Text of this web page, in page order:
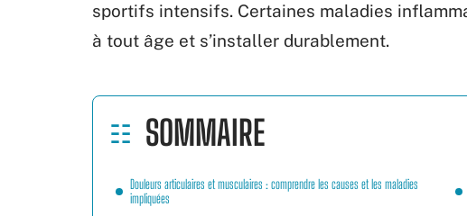
sportifs intensifs. Certaines maladies
à tout âge et s’installer durablement.
SOMMAIRE
Douleurs articulaires et musculaires : comprendre les causes et les maladies
impliquées